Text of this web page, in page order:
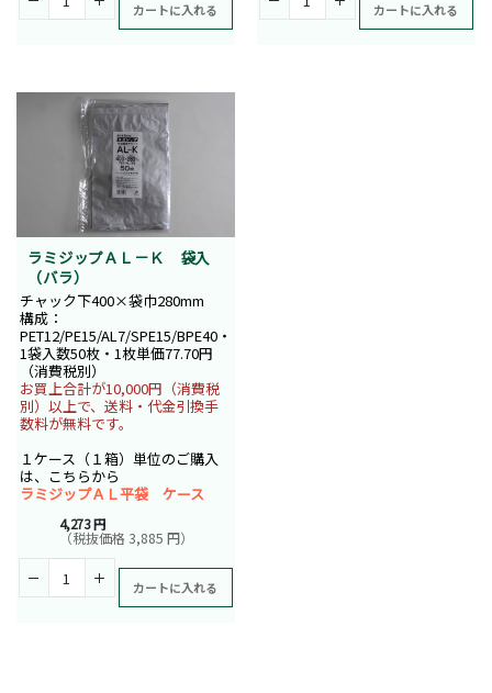
カートに入れる カートに入れる
ラミジップＡＬ－Ｋ 袋入
（バラ）
チャック下400×袋巾280mm
構成：
PET12/PE15/AL7/SPE15/BPE40・
1袋入数50枚・1枚単価77.70円
（消費税別）
お買上合計が10,000円（消費税
別）以上で、送料・代金引換手
数料が無料です。
１ケース（１箱）単位のご購入
は、こちらから
ラミジップＡＬ平袋 ケース
4,273 円
（税抜価格 3,885 円）
カートに入れる